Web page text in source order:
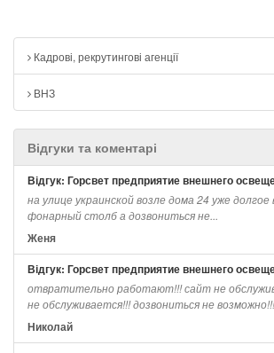
Кадрові, рекрутингові агенції
ВНЗ
Відгуки та коментарі
Відгук: Горсвет предприятие внешнего
на улице украинской возле дома 24 уже
фонарный столб а дозвониться не...
Женя
Відгук: Горсвет предприятие внешнего
отвратительно работают!!! сайт не
не обслуживается!!! дозвониться не
Николай